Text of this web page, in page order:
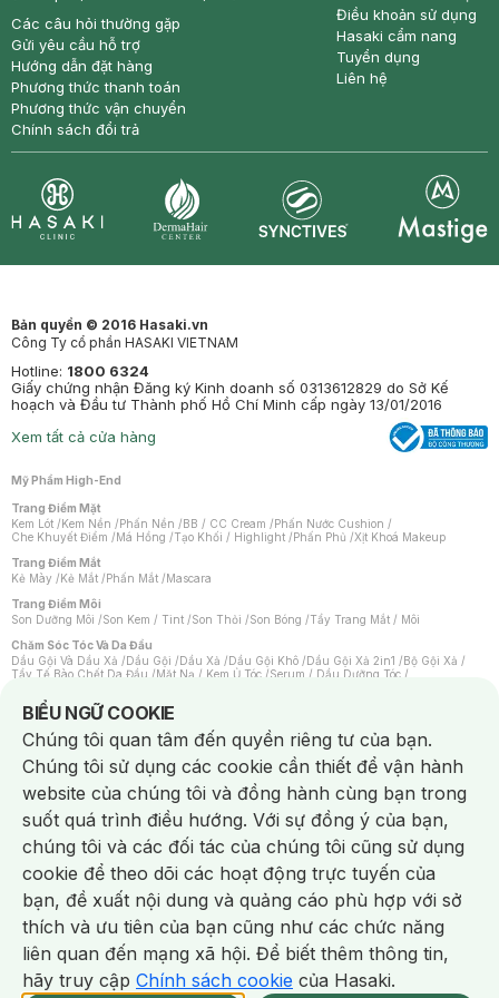
Giao Nhanh Miễn Phí 2H.
Các câu hỏi thường gặp
Gửi yêu cầu hỗ trợ
Hướng dẫn đặt hàng
Phương thức thanh toán
Phương thức vận chuyển
Chính sách đổi trả
Điều khoản sử dụng
Hasaki cẩm nang
Tuyển dụng
Liên hệ
Bản quyền © 2016 Hasaki.vn
Công Ty cổ phần HASAKI VIETNAM
Hotline: 1800 6324
Giấy chứng nhận Đăng ký Kinh doanh số 0313612829 do Sở Kế
hoạch và Đầu tư Thành phố Hồ Chí Minh cấp ngày 13/01/2016
Xem tất cả cửa hàng
Mỹ Phẩm High-End
Trang Điểm Mặt
Kem Lót /Kem Nền /Phấn Nền /BB / CC Cream /Phấn Nước Cushion /
Che Khuyết Điểm /Má Hồng /Tạo Khối / Highlight /Phấn Phủ /Xịt Khoá Makeup
Trang Điểm Mắt
Kẻ Mày /Kẻ Mắt /Phấn Mắt /Mascara
Trang Điểm Môi
Son Dưỡng Môi /Son Kem / Tint /Son Thỏi /Son Bóng /Tẩy Trang Mắt / Môi
Chăm Sóc Tóc Và Da Đầu
Dầu Gội Và Dầu Xả /Dầu Gội /Dầu Xả /Dầu Gội Khô /Dầu Gội Xả 2in1 /Bộ Gội Xả /
Tẩy Tế Bào Chết Da Đầu /Mặt Nạ / Kem Ủ Tóc /Serum / Dầu Dưỡng Tóc /
Máy Sấy Tóc
Lược
Kem Tẩy Lông/Dụng Cụ Tẩy Lông
Nước Hoa
Nước Hoa Nam Nước Hoa Cao Cấp Xịt Thơm Toàn Thân
Nước Hoa Vùng Kín
Chăm Sóc Cá Nhân
Chống Muỗi
Khẩu Trang Máy Massage Mặt Nạ Xông Hơi/Nước Rửa Tay
Sản Phẩm Chăm Sóc Khác/ Bàn Chải Đánh Răng /Bàn Chải Điện/
Hỗ Trợ Trắng Răng / Kem Đánh Răng Máy Tăm Nước Nước Súc Miệng
Tăm / Chỉ Nha Khoa /Xịt Thơm Miệng / Dung Dịch Vệ Sinh/Dưỡng Vùng Kín/
Khăn Ướt Vệ Sinh Vùng Kín
/Băng Vệ Sinh Tampon Bọt Cạo Râu Dao Cạo Râu/
Máy Cạo Râu
Vấn Đề Về Da
Da Dầu / Lỗ Chân Lông To
Da Khô / Mất Nước /Da Lão Hóa / Da Mụn/
Da Nhạy Cảm / Kích Ứng/Da Xỉn Màu/Thâm / Nám / Tàn Nhang/
Quầng Thâm & Bọng Mắt/ Sẹo
Viêm Da Cơ Địa
BIỂU NGỮ COOKIE
Notice about cookies usage
Chúng tôi quan tâm đến quyền riêng tư của bạn.
Chúng tôi sử dụng các cookie cần thiết để vận hành
website của chúng tôi và đồng hành cùng bạn trong
suốt quá trình điều hướng. Với sự đồng ý của bạn,
chúng tôi và các đối tác của chúng tôi cũng sử dụng
cookie để theo dõi các hoạt động trực tuyến của
bạn, đề xuất nội dung và quảng cáo phù hợp với sở
thích và ưu tiên của bạn cũng như các chức năng
liên quan đến mạng xã hội. Để biết thêm thông tin,
hãy truy cập Chính sách cookie của Hasaki.